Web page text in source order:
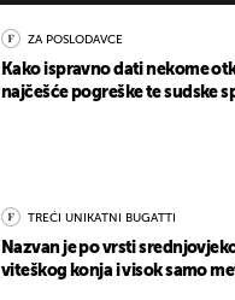
ZA POSLODAVCE
Kako ispravno dati nekome
najčešće pogreške te sudske
TREĆI UNIKATNI BUGATTI
Nazvan je po vrsti
viteškog konja i visok samo